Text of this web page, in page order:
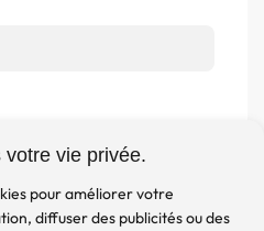
vie privée.
pour améliorer votre
diffuser des publicités ou des